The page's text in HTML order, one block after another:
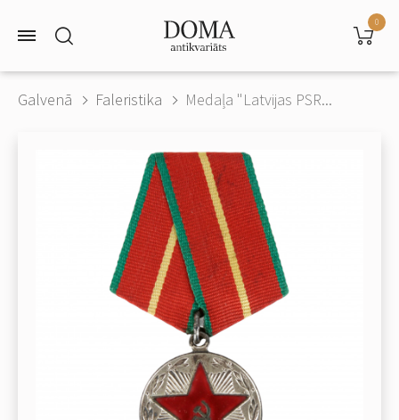
0
Galvenā Faleristika Medaļa "Latvijas PSR...